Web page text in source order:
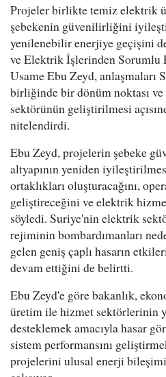
Projeler birlikte temiz elektrik
şebekenin güvenilirliğini
yenilenebilir enerjiye geçişini
ve Elektrik İşlerinden Sorumlu
Usame Ebu Zeyd, anlaşmaları
birliğinde bir dönüm noktası
sektörünün geliştirilmesi
nitelendirdi.
Ebu Zeyd, projelerin şebeke
altyapının yeniden
ortaklıkları oluşturacağını,
geliştireceğini ve elektrik
söyledi. Suriye'nin elektrik
rejiminin bombardımanları
gelen geniş çaplı hasarın
devam ettiğini de belirtti.
Ebu Zeyd'e göre bakanlık,
üretim ile hizmet sektörlerinin
desteklemek amacıyla hasar
sistem performansını
projelerini ulusal enerji